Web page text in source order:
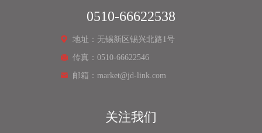
0510-66622538
地址：无锡新区锡兴北路1号
传真：0510-66622546
邮箱：market@jd-link.com
关注我们